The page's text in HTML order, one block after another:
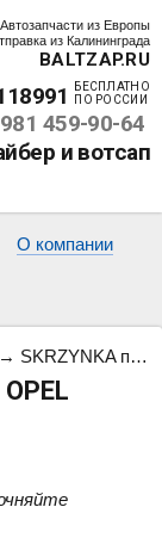
Автозапчасти из Европы
из Калининграда
BALTZAP.RU
БЕСПЛАТНО
ПО РОССИИ
459-90-64
О компании
→ SKRZYNKA предохранителей OPEL CORSA D 13217387EA